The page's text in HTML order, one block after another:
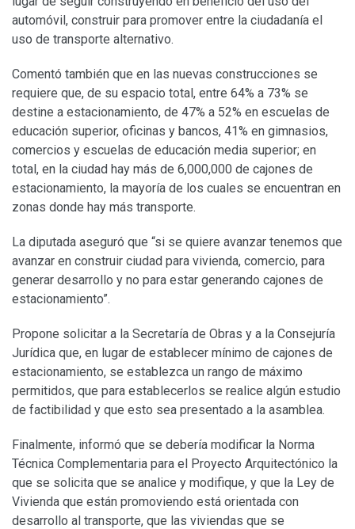
automóvil, construir para promover entre la ciudadanía el
uso de transporte alternativo.
Comentó también que en las nuevas construcciones se
requiere que, de su espacio total, entre 64% a 73% se
destine a estacionamiento, de 47% a 52% en escuelas de
educación superior, oficinas y bancos, 41% en gimnasios,
comercios y escuelas de educación media superior; en
total, en la ciudad hay más de 6,000,000 de cajones de
estacionamiento, la mayoría de los cuales se encuentran en
zonas donde hay más transporte.
La diputada aseguró que “si se quiere avanzar tenemos que
avanzar en construir ciudad para vivienda, comercio, para
generar desarrollo y no para estar generando cajones de
estacionamiento”.
Propone solicitar a la Secretaría de Obras y a la Consejuría
Jurídica que, en lugar de establecer mínimo de cajones de
estacionamiento, se establezca un rango de máximo
permitidos, que para establecerlos se realice algún estudio
de factibilidad y que esto sea presentado a la asamblea.
Finalmente, informó que se debería modificar la Norma
Técnica Complementaria para el Proyecto Arquitectónico la
que se solicita que se analice y modifique, y que la Ley de
Vivienda que están promoviendo está orientada con
desarrollo al transporte, que las viviendas que se